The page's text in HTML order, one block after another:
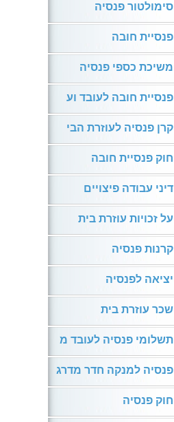
סימולטור פנסיה
פנסיית חובה
משיכת כספי פנסיה
פנסיית חובה לעובד וע
קרן פנסיה לעוזרת הבי
חוק פנסיית חובה
דיני עבודה פיצויים
על זכויות עוזרת בית
קרנות פנסיה
יציאה לפנסיה
שכר עוזרת בית
תשלומי פנסיה לעובד מ
פנסיה למנקה חדר מדרג
חוק פנסיה